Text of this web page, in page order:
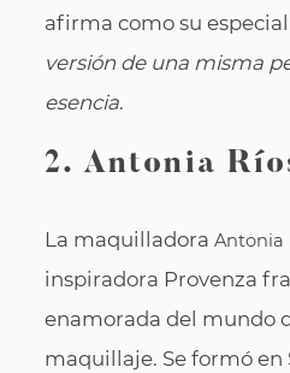
afirma como su
versión de una misma
esencia.
2. Antonia
La maquilladoraAntonia
inspiradora Provenza
enamorada del mundo
maquillaje. Se formó en